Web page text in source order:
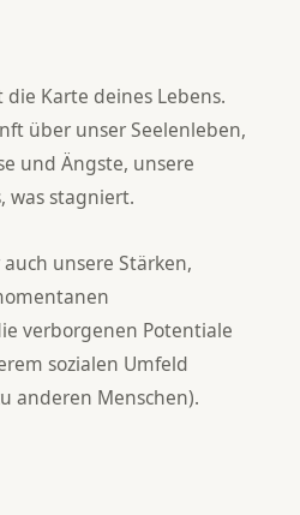
Karte deines Lebens.
über unser Seelenleben,
und Ängste, unsere
was stagniert.
unsere Stärken,
verborgenen Potentiale
sozialen Umfeld
anderen Menschen).